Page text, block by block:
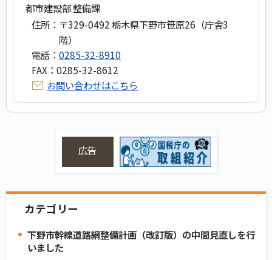
都市建設部 整備課
住所： 〒329-0492 栃木県下野市笹原26（庁舎3
階）
電話： 0285-32-8910
FAX： 0285-32-8612
お問い合わせはこちら
広告
カテゴリー
下野市幹線道路網整備計画（改訂版）の中間見直しを行
いました